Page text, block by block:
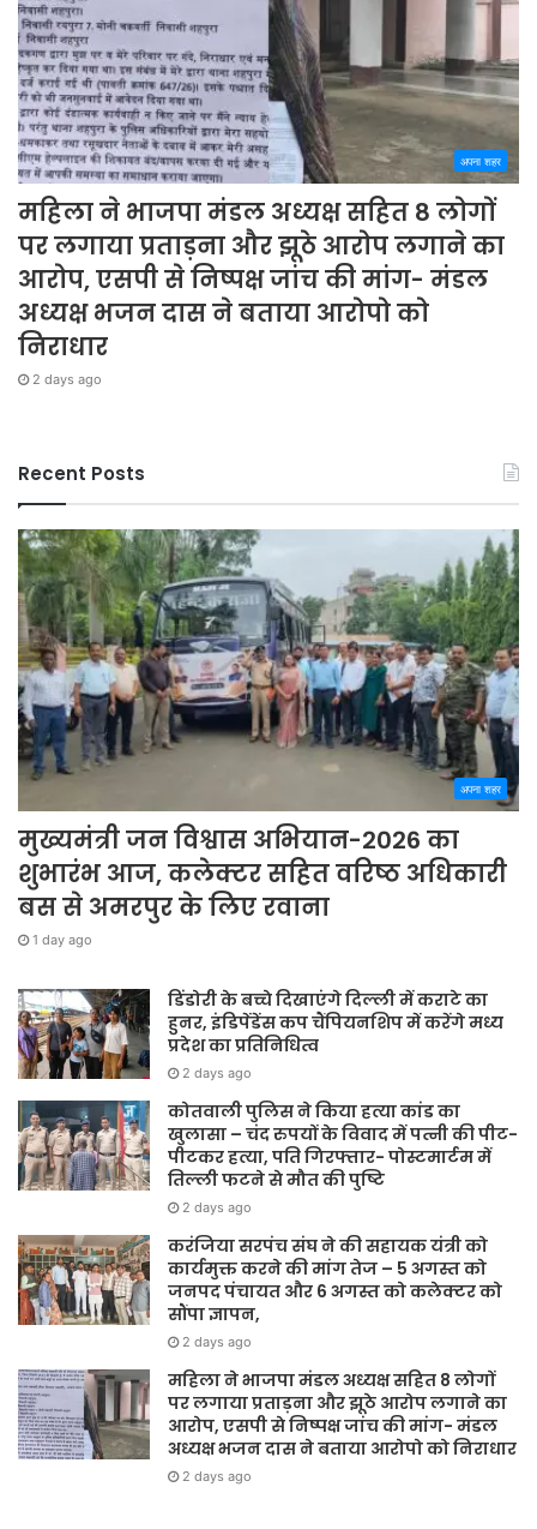
अपना शहर
महिला ने भाजपा मंडल अध्यक्ष सहित 8 लोगों
पर लगाया प्रताड़ना और झूठे आरोप लगाने का
आरोप, एसपी से निष्पक्ष जांच की मांग- मंडल
अध्यक्ष भजन दास ने बताया आरोपो को
निराधार
2 days ago
Recent Posts
अपना शहर
मुख्यमंत्री जन विश्वास अभियान-2026 का
शुभारंभ आज, कलेक्टर सहित वरिष्ठ अधिकारी
बस से अमरपुर के लिए रवाना
1 day ago
डिंडोरी के बच्चे दिखाएंगे दिल्ली में कराटे का
हुनर, इंडिपेंडेंस कप चैंपियनशिप में करेंगे मध्य
प्रदेश का प्रतिनिधित्व
2 days ago
कोतवाली पुलिस ने किया हत्या कांड का
खुलासा – चंद रुपयों के विवाद में पत्नी की पीट-
पीटकर हत्या, पति गिरफ्तार- पोस्टमार्टम में
तिल्ली फटने से मौत की पुष्टि
2 days ago
करंजिया सरपंच संघ ने की सहायक यंत्री को
कार्यमुक्त करने की मांग तेज – 5 अगस्त को
जनपद पंचायत और 6 अगस्त को कलेक्टर को
सौंपा ज्ञापन,
2 days ago
महिला ने भाजपा मंडल अध्यक्ष सहित 8 लोगों
पर लगाया प्रताड़ना और झूठे आरोप लगाने का
आरोप, एसपी से निष्पक्ष जांच की मांग- मंडल
अध्यक्ष भजन दास ने बताया आरोपो को निराधार
2 days ago